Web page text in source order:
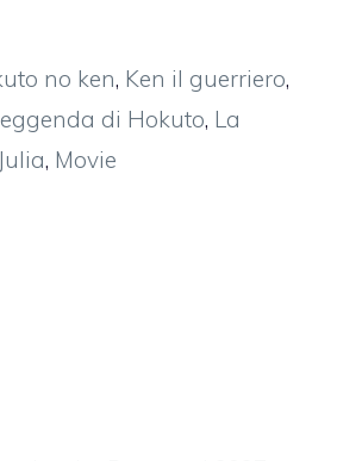
no ken, Ken il guerriero,
di Hokuto, La
, Movie